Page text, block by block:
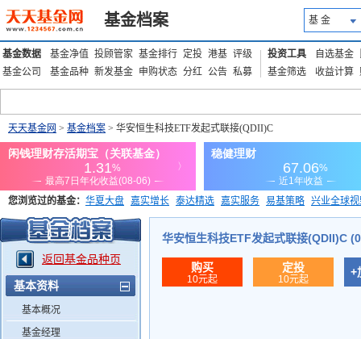
基金档案 基 金
基金数据 基金净值 投顾管家 基金排行 定投 港基 评级
基金公司
基金品种 新发基金 申购状态 分红 公告 私募
投资工具 自选基金
基金筛选
收益计算
天天基金网 > 基金档案 > 华安恒生科技ETF发起式联接(QDII)C
您浏览过的基金： 华夏大盘 嘉实增长 泰达精选 嘉实服务 易基策略 兴业全球
添富优势 华安宏利 上证180价值ETF
返回基金品种页
基本资料
基本概况
基金经理
华安恒生科技ETF发起式联接(QDII)C
购买
10元起
定投
10元起
+